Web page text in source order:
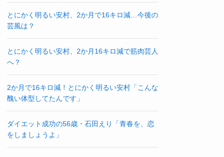
とにかく明るい安村、2か月で16キロ減…今後の
芸風は？
とにかく明るい安村、2か月16キロ減で筋肉芸人
へ？
2か月で16キロ減！とにかく明るい安村「こんな
醜い体型してたんです」
ダイエット成功の56歳・石田えり「青春を、恋
をしましょうよ」